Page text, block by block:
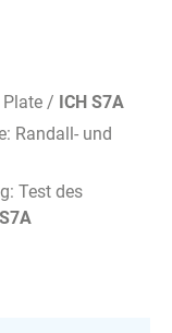
Plate / ICH S7A
Randall- und
Test des